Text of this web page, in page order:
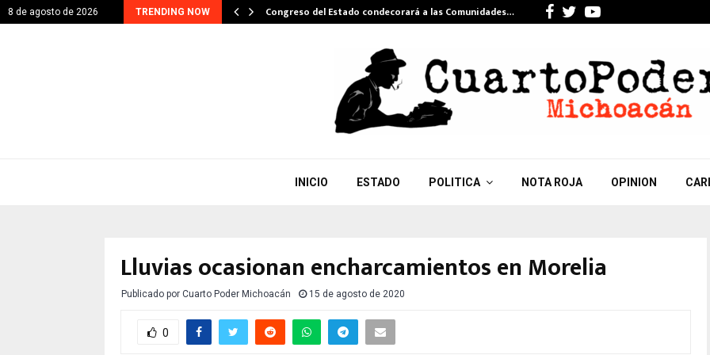
8 de agosto de 2026 TRENDING NOW
EN GESTIÓN DE… Congreso del Estado condecorará a las Comunidades… Facebook
TwitterYoutube
INICIO ESTADO POLITICA NOTA ROJA OPINION
Lluvias ocasionan encharcamientos en Morelia
Publicado por Cuarto Poder Michoacán 15 de agosto de 2020
0